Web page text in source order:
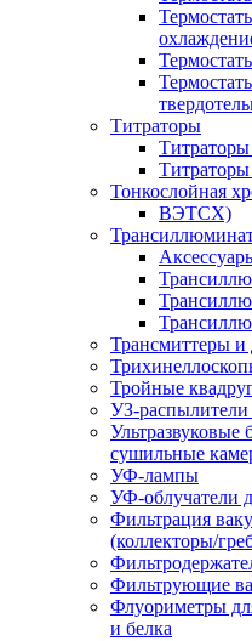
Титраторы
Титраторы
Тонкослойная
ВЭТСХ)
Трансмиттеры
Тройные
УЗ-распылители
Ультразвуковые
сушильные
УФ-лампы
УФ-облучатели
Фильтрация
(коллекторы/
Фильтрующие
Флуориметры
и белка